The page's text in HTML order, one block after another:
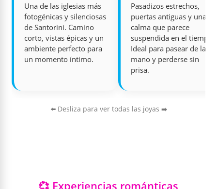
Una de las iglesias más
fotogénicas y silenciosas
de Santorini. Camino
corto, vistas épicas y un
ambiente perfecto para
un momento íntimo.
Pasadizos estrechos,
puertas antiguas y una
calma que parece
suspendida en el tiempo.
Ideal para pasear de la
mano y perderse sin
prisa.
⬅️ Desliza para ver todas las joyas ➡️
💞 Experiencias románticas